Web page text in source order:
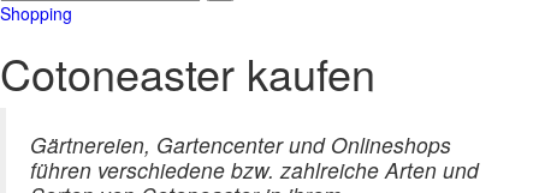
Shopping
Cotoneaster kaufen
Gärtnereien, Gartencenter und Onlineshops
führen verschiedene bzw. zahlreiche Arten und